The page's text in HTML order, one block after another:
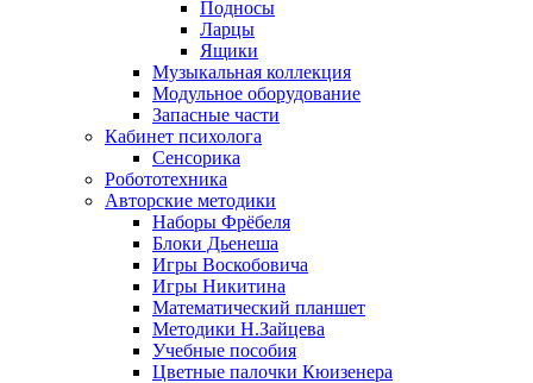
Подносы
Ларцы
Ящики
Музыкальная коллекция
Модульное оборудование
Запасные части
Кабинет психолога
Сенсорика
Робототехника
Авторские методики
Наборы Фрёбеля
Блоки Дьенеша
Игры Воскобовича
Игры Никитина
Математический планшет
Методики Н.Зайцева
Учебные пособия
Цветные палочки Кюизенера